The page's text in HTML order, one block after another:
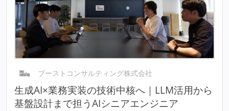
ブーストコンサルティング株式会社
生成AI×業務実装の技術中核へ｜LLM活用から
基盤設計まで担うAIシニアエンジニア